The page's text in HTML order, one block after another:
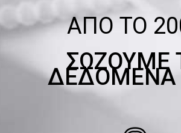
ΑΠΟ ΤΟ
ΣΩΖΟΥΜΕ
ΔΕΔΟΜΕΝΑ